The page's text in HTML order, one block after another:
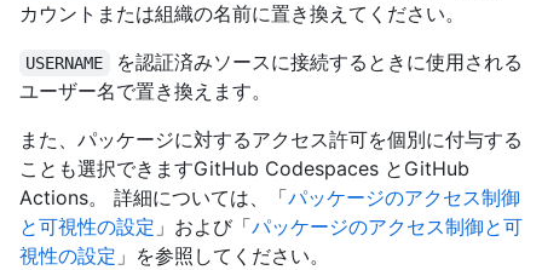
カウントまたは組織の名前に置き換えてください。
USERNAME
を認証済みソースに接続するときに使用される
ユーザー名で置き換えます。
また、パッケージに対するアクセス許可を個別に付与する
ことも選択できますGitHub Codespaces とGitHub
Actions。 詳細については、「パッケージのアクセス制御
と可視性の設定 」および「パッケージのアクセス制御と可
視性の設定 」を参照してください。